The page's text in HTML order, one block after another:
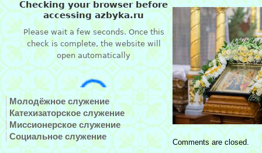
Молодёжное служение
Катехизаторское служение
Миссионерское служение
Социальное служение
Comments are closed.